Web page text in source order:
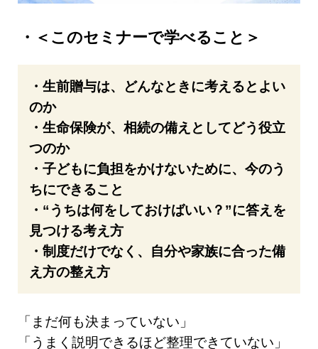
＜このセミナーで学べること＞
・生前贈与は、どんなときに考えるとよい
のか
・生命保険が、相続の備えとしてどう役立
つのか
・子どもに負担をかけないために、今のう
ちにできること
・“うちは何をしておけばいい？”に答えを
見つける考え方
・制度だけでなく、自分や家族に合った備
え方の整え方
「まだ何も決まっていない」
「うまく説明できるほど整理できていない」